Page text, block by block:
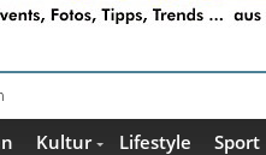
Kultur Lifestyle Sport